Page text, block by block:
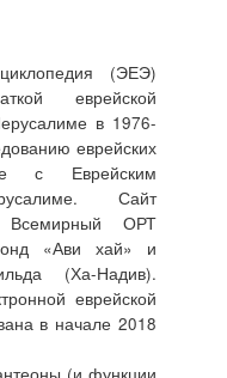
(ЭЕЭ)
еврейской
в 1976-
еврейских
с Еврейским
Сайт
Всемирный ОРТ
«Ави хай» и
(Ха-Надив).
еврейской
в начале 2018